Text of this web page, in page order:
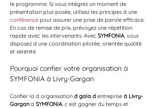
le programme. Si vous intégrez un moment de
présentation plus posée, utilisez les principes d une
conférence pour assurer une prise de parole efficace.
En cas de remise de prix, prévoyez une répétition
rapide avec les intervenants. Avec SYMFONIA, vous
disposez d une coordination pilotée, orientée qualité
et sérénité.
Pourquoi confier votre organisation à
SYMFONIA à Livry-Gargan
Confier la d organisation d gala d entreprise à Livry-
Gargan à SYMFONIA, c est gagner du temps et